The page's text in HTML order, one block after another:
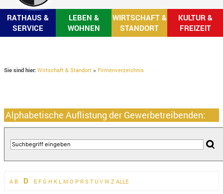
RATHAUS &
SERVICE
LEBEN &
WOHNEN
WIRTSCHAFT &
STANDORT
KULTUR &
FREIZEIT
Sie sind hier: Wirtschaft & Standort > Firmenverzeichnis
Alphabetische Auflistung der Gewerbetreibenden:
A B D E F G H K L M O P R S T U V W Z ALLE